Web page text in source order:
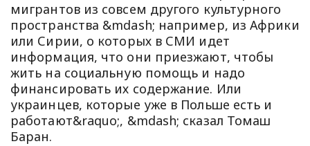
мигрантов из совсем другого культурного
пространства &mdash; например, из Африки
или Сирии, о которых в СМИ идет
информация, что они приезжают, чтобы
жить на социальную помощь и надо
финансировать их содержание. Или
украинцев, которые уже в Польше есть и
работают&raquo;, &mdash; сказал Томаш
Баран.